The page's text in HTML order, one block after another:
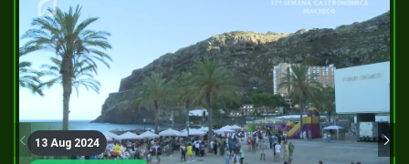
13 Aug 2024